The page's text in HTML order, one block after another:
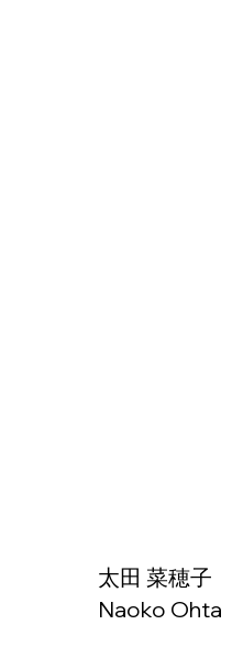
太田 菜穂子
Naoko Ohta